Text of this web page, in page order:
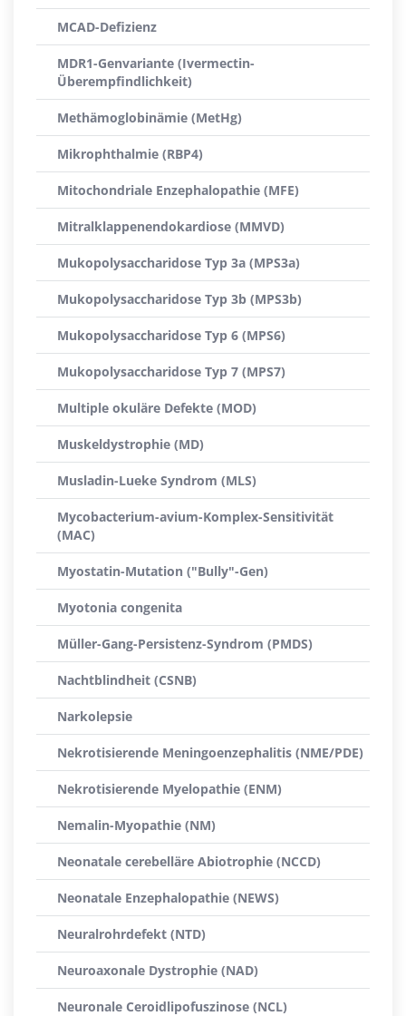
MCAD-Defizienz
MDR1-Genvariante (Ivermectin-
Überempfindlichkeit)
Methämoglobinämie (MetHg)
Mikrophthalmie (RBP4)
Mitochondriale Enzephalopathie (MFE)
Mitralklappenendokardiose (MMVD)
Mukopolysaccharidose Typ 3a (MPS3a)
Mukopolysaccharidose Typ 3b (MPS3b)
Mukopolysaccharidose Typ 6 (MPS6)
Mukopolysaccharidose Typ 7 (MPS7)
Multiple okuläre Defekte (MOD)
Muskeldystrophie (MD)
Musladin-Lueke Syndrom (MLS)
Mycobacterium-avium-Komplex-Sensitivität
(MAC)
Myostatin-Mutation ("Bully"-Gen)
Myotonia congenita
Müller-Gang-Persistenz-Syndrom (PMDS)
Nachtblindheit (CSNB)
Narkolepsie
Nekrotisierende Meningoenzephalitis (NME/PDE)
Nekrotisierende Myelopathie (ENM)
Nemalin-Myopathie (NM)
Neonatale cerebelläre Abiotrophie (NCCD)
Neonatale Enzephalopathie (NEWS)
Neuralrohrdefekt (NTD)
Neuroaxonale Dystrophie (NAD)
Neuronale Ceroidlipofuszinose (NCL)